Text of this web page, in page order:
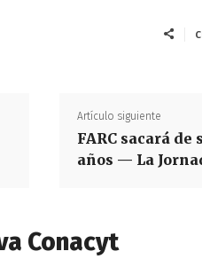
Artículo siguiente
FARC sacará de
años — La
Conacyt